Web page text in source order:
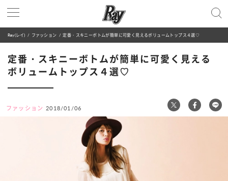
Ray(レイ) ファッション 定番・スキニーボトムが簡単に可愛く見えるボリュームトップス４選♡
定番・スキニーボトムが簡単に可愛く見える
ボリュームトップス４選♡
ファッション 2018/01/06